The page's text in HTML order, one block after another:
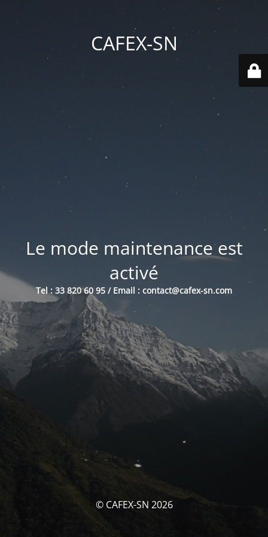
CAFEX-SN
Le mode maintenance est
activé
Tel : 33 820 60 95 / Email : contact@cafex-sn.com
© CAFEX-SN 2026